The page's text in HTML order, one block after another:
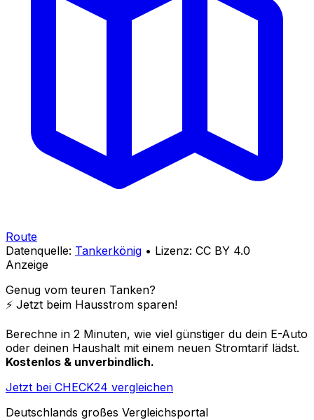
Route
Datenquelle: Tankerkönig • Lizenz: CC BY 4.0
Anzeige
Genug vom teuren Tanken?
⚡️ Jetzt beim Hausstrom sparen!
Berechne in 2 Minuten, wie viel günstiger du dein E-Auto
oder deinen Haushalt mit einem neuen Stromtarif lädst.
Kostenlos & unverbindlich.
Jetzt bei CHECK24 vergleichen
Deutschlands großes Vergleichsportal